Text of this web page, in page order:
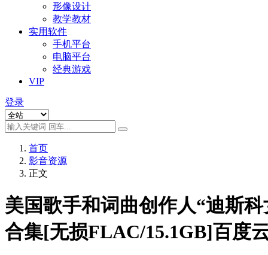
形像设计
教学教材
实用软件
手机平台
电脑平台
经典游戏
VIP
登录
首页
影音资源
正文
美国歌手和词曲创作人“迪斯
合集[无损FLAC/15.1GB]百度